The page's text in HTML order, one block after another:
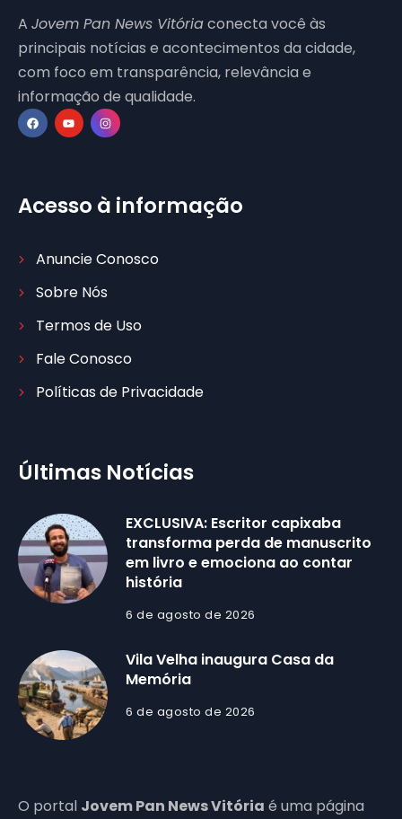
A Jovem Pan News Vitóriaconecta você às
principais notícias e acontecimentos da cidade,
com foco em transparência, relevância e
informação de qualidade.
Acesso à informação
Anuncie Conosco
Sobre Nós
Termos de Uso
Fale Conosco
Políticas de Privacidade
Últimas Notícias
EXCLUSIVA: Escritor capixaba
transforma perda de manuscrito
em livro e emociona ao contar
história
6 de agosto de 2026
Vila Velha inaugura Casa da
Memória
6 de agosto de 2026
O portal Jovem Pan News Vitória é uma página